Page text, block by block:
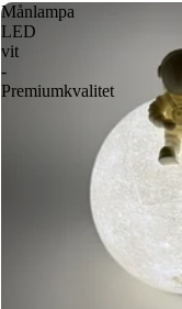
Månlampa
LED
vit
-
Premiumkvalitet